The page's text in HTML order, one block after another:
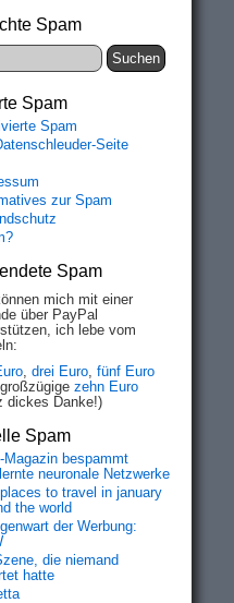
Spam
Spam
Spam
Seite
zur Spam
Spam
mich mit einer
über PayPal
ich lebe vom
, drei Euro, fünf Euro
zehn Euro
dickes Danke!)
Spam
Magazin bespammt
neuronale Netzwerke
to travel in january
the world
der Werbung:
die niemand
hatte